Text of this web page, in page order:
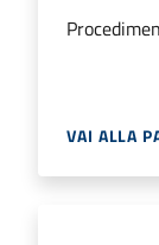
VAI ALLA